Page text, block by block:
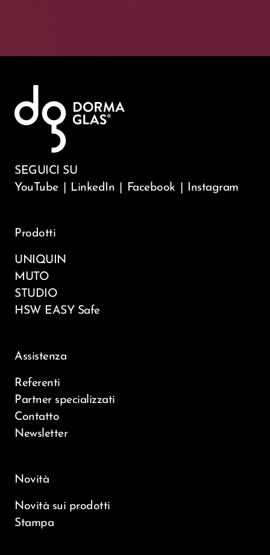
SEGUICI SU
YouTube
LinkedIn Facebook Instagram
Prodotti
UNIQUIN
MUTO
STUDIO
HSW EASY Safe
Assistenza
Referenti
Partner specializzati
Contatto
Newsletter
Novità
Novità sui prodotti
Stampa